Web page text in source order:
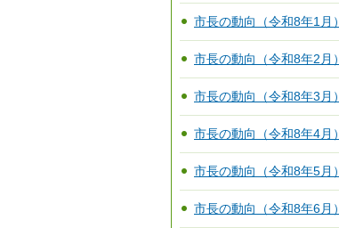
市長の動向（令和8年1月）
市長の動向（令和8年2月）
市長の動向（令和8年3月）
市長の動向（令和8年4月）
市長の動向（令和8年5月）
市長の動向（令和8年6月）